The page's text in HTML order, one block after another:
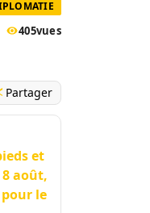
405vues
Partager
et
août,
le